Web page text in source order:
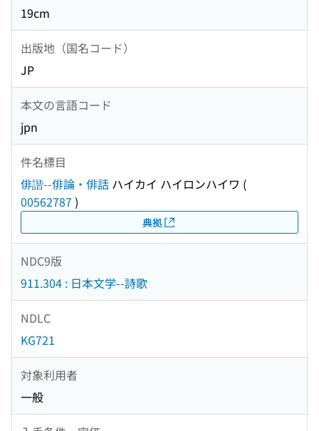
19cm
出版地（国名コード）
JP
本文の言語コード
jpn
件名標目
俳諧--俳論・俳話 ハイカイ ハイロンハイワ (
00562787 )
典拠
NDC9版
911.304 : 日本文学--詩歌
NDLC
KG721
対象利用者
一般